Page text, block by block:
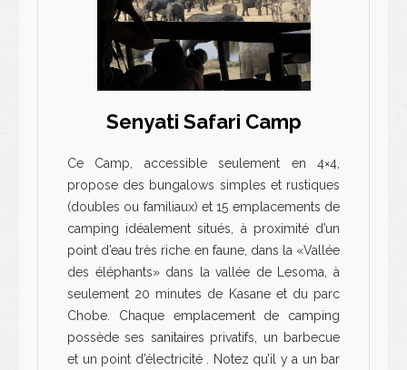
Senyati Safari Camp
Ce Camp, accessible seulement en 4×4,
propose des bungalows simples et rustiques
(doubles ou familiaux) et 15 emplacements de
camping idéalement situés, à proximité d’un
point d’eau très riche en faune, dans la «Vallée
des éléphants» dans la vallée de Lesoma, à
seulement 20 minutes de Kasane et du parc
Chobe. Chaque emplacement de camping
possède ses sanitaires privatifs, un barbecue
et un point d’électricité . Notez qu’il y a un bar